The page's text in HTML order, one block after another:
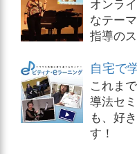
なテー
指導の
自宅で
これま
導法セ
も、好
す！